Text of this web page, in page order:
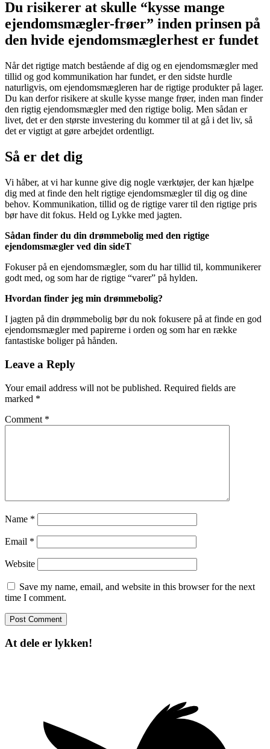
Du risikerer at skulle “kysse mange
ejendomsmægler-frøer” inden prinsen på
den hvide ejendomsmæglerhest er fundet
Når det rigtige match bestående af dig og en ejendomsmægler med
tillid og god kommunikation har fundet, er den sidste hurdle
naturligvis, om ejendomsmægleren har de rigtige produkter på lager.
Du kan derfor risikere at skulle kysse mange frøer, inden man finder
den rigtig ejendomsmægler med den rigtige bolig. Men sådan er
livet, det er den største investering du kommer til at gå i det liv, så
det er vigtigt at gøre arbejdet ordentligt.
Så er det dig
Vi håber, at vi har kunne give dig nogle værktøjer, der kan hjælpe
dig med at finde den helt rigtige ejendomsmægler til dig og dine
behov. Kommunikation, tillid og de rigtige varer til den rigtige pris
bør have dit fokus. Held og Lykke med jagten.
Sådan finder du din drømmebolig med den rigtige
ejendomsmægler ved din sideT
Fokuser på en ejendomsmægler, som du har tillid til, kommunikerer
godt med, og som har de rigtige “varer” på hylden.
Hvordan finder jeg min drømmebolig?
I jagten på din drømmebolig bør du nok fokusere på at finde en god
ejendomsmægler med papirerne i orden og som har en række
fantastiske boliger på hånden.
Leave a Reply
Your email address will not be published. Required fields are
marked *
Comment *
Name *
Email *
Website
Save my name, email, and website in this browser for the next
time I comment.
At dele er lykken!